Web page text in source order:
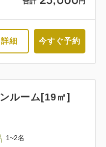
詳細 今すぐ予約
ルーム[19㎡]
1~2名